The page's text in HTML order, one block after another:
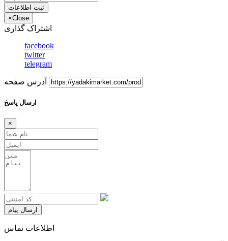
ثبت اطلاعات
×Close
اشتراک گذاری
facebook
twitter
telegram
آدرس صفحه
ارسال پاسخ
×
ارسال پیام
اطلاعات تماس